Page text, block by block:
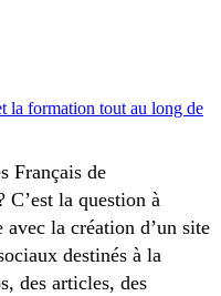
la formation tout au long de
Français de
C’est la question à
la création d’un site
destinés à la
des articles, des